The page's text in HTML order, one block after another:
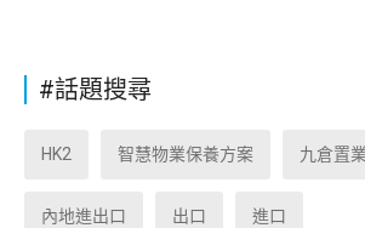
#話題搜尋
HK2 智慧物業保養方案 九倉置業
內地進出口 出口 進口